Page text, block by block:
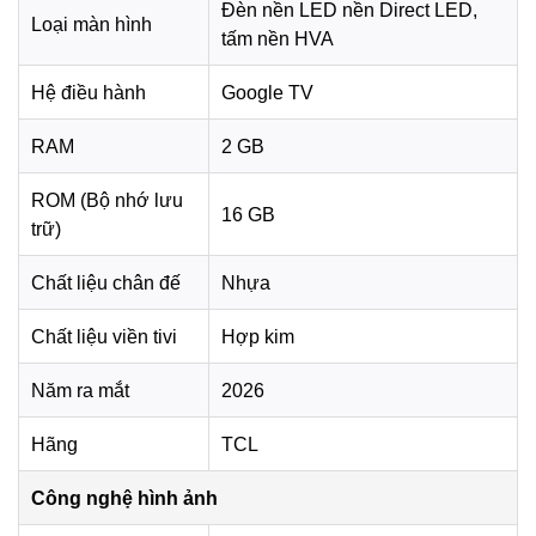
*Hình ảnh chỉ mang tính chất minh họa
Bộ xử lý AiPQ và TCL AI
lý AiPQdo TCL phát triển, có khả năng tinh chỉnh chất
lượng hình ảnh theo từng nội dung. Các thuật toán như Ai
Contrast, Ai Color, Ai Clarity, Ai Motion và Ai HDR hỗ trợ tối
ưu độ tương phản, màu sắc, độ nét, chuyển động và hiệu
Loại màn hình
Đèn nền LED nền Direct LED,
tấm nền HVA
Hệ điều hành Google TV
RAM 2 GB
ROM (Bộ nhớ lưu
trữ)
16 GB
Chất liệu chân đế Nhựa
Chất liệu viền tivi Hợp kim
Năm ra mắt 2026
Hãng TCL
Công nghệ hình ảnh